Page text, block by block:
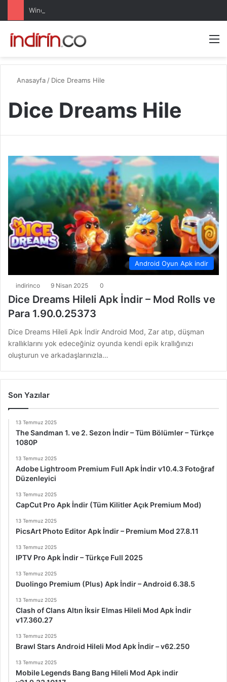
Windows 10 Pro indir – Türkçe – Güncel 2025
Anasayfa / Dice Dreams Hile
Dice Dreams Hile
Android Oyun Apk indir
indirinco 9 Nisan 2025 0
Dice Dreams Hileli Apk İndir – Mod Rolls ve
Para 1.90.0.25373
Dice Dreams Hileli Apk İndir Android Mod, Zar atıp, düşman
krallıklarını yok edeceğiniz oyunda kendi epik krallığınızı
oluşturun ve arkadaşlarınızla…
Son Yazılar
13 Temmuz 2025
The Sandman 1. ve 2. Sezon İndir – Tüm Bölümler – Türkçe
1080P
13 Temmuz 2025
Adobe Lightroom Premium Full Apk İndir v10.4.3 Fotoğraf
Düzenleyici
13 Temmuz 2025
CapCut Pro Apk İndir (Tüm Kilitler Açık Premium Mod)
13 Temmuz 2025
PicsArt Photo Editor Apk İndir – Premium Mod 27.8.11
13 Temmuz 2025
IPTV Pro Apk İndir – Türkçe Full 2025
13 Temmuz 2025
Duolingo Premium (Plus) Apk İndir – Android 6.38.5
13 Temmuz 2025
Clash of Clans Altın İksir Elmas Hileli Mod Apk İndir
v17.360.27
13 Temmuz 2025
Brawl Stars Android Hileli Mod Apk İndir – v62.250
13 Temmuz 2025
Mobile Legends Bang Bang Hileli Mod Apk indir